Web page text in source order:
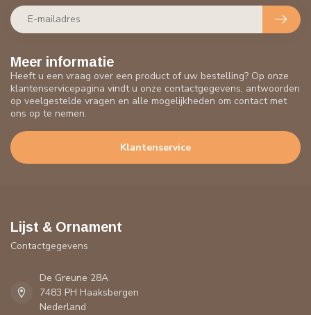
Meer informatie
Heeft u een vraag over een product of uw bestelling? Op onze
klantenservicepagina vindt u onze contactgegevens, antwoorden
op veelgestelde vragen en alle mogelijkheden om contact met
ons op te nemen.
Klantenservice
Lijst & Ornament
Contactgegevens
De Greune 28A
7483 PH Haaksbergen
Nederland